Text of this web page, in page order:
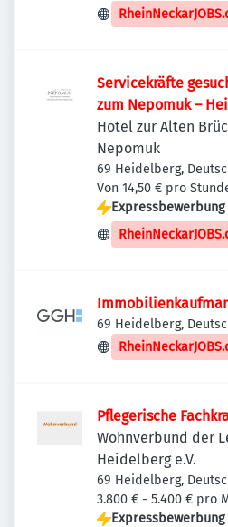
Servicekräfte gesucht (m/
zum Nepomuk –
Hotel zur Alten Brücke & Wirtshaus
Nepomuk
69 Heidelberg,
Von 14,50 € pro
Expressbewerbung
69 Heidelberg,
Pflegerische
Wohnverbund der
Heidelberg e.V.
69 Heidelberg,
3.800 € - 5.400 € pro
Expressbewerbung